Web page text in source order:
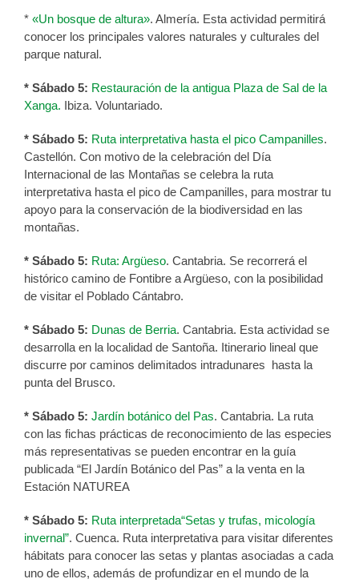
* «Un bosque de altura». Almería. Esta actividad permitirá
conocer los principales valores naturales y culturales del
parque natural.
* Sábado 5: Restauración de la antigua Plaza de Sal de la
Xanga. Ibiza. Voluntariado.
* Sábado 5: Ruta interpretativa hasta el pico Campanilles.
Castellón. Con motivo de la celebración del Día
Internacional de las Montañas se celebra la ruta
interpretativa hasta el pico de Campanilles, para mostrar tu
apoyo para la conservación de la biodiversidad en las
montañas.
* Sábado 5: Ruta: Argüeso. Cantabria. Se recorrerá el
histórico camino de Fontibre a Argüeso, con la posibilidad
de visitar el Poblado Cántabro.
* Sábado 5: Dunas de Berria. Cantabria. Esta actividad se
desarrolla en la localidad de Santoña. Itinerario lineal que
discurre por caminos delimitados intradunares hasta la
punta del Brusco.
* Sábado 5: Jardín botánico del Pas. Cantabria. La ruta
con las fichas prácticas de reconocimiento de las especies
más representativas se pueden encontrar en la guía
publicada “El Jardín Botánico del Pas” a la venta en la
Estación NATUREA
* Sábado 5: Ruta interpretada“Setas y trufas, micología
invernal”. Cuenca. Ruta interpretativa para visitar diferentes
hábitats para conocer las setas y plantas asociadas a cada
uno de ellos, además de profundizar en el mundo de la